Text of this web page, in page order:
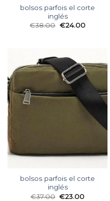
bolsos parfois el corte
inglés
€38.00 €24.00
bolsos parfois el corte
inglés
€37.00 €23.00